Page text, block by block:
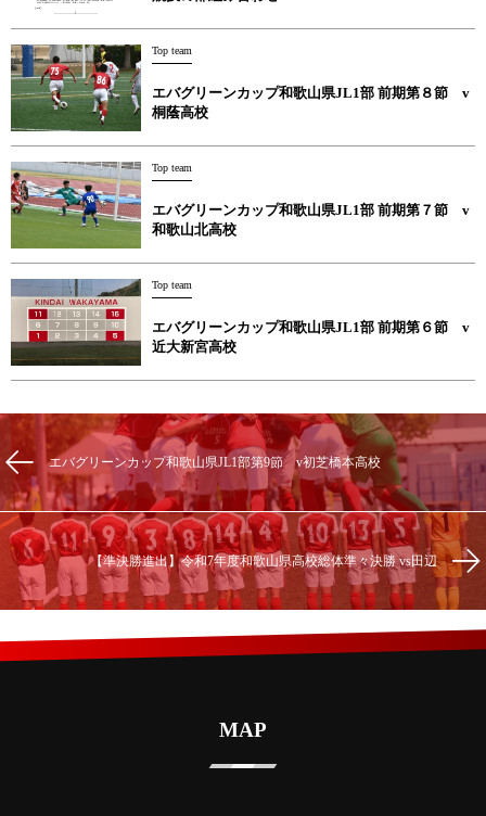
Top team
エバグリーンカップ和歌山県JL1部 前期第８節 v
桐蔭高校
Top team
エバグリーンカップ和歌山県JL1部 前期第７節 v
和歌山北高校
Top team
エバグリーンカップ和歌山県JL1部 前期第６節 v
近大新宮高校
エバグリーンカップ和歌山県JL1部第9節 v初芝橋本高校
【準決勝進出】令和7年度和歌山県高校総体準々決勝 vs田辺
MAP